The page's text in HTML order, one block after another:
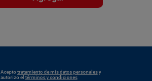
Aceptotratamiento de mis datos personalesy
autorizo el términos y condiciones